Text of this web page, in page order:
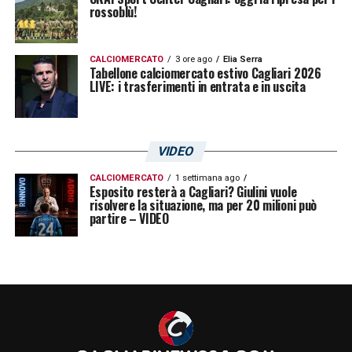
Ascoli 129.274 (18 partite)
Perugia 101.111 (17 partite)
Ternana 97.642 (17 partite)
Brescia 90.757 (18 partite)
Cosenza 90.294 (17 partite)
Como 84.348 (18 partite)
Sudtirol 79.218 (18 partite)
Venezia 79.092 (18 partite)
Cittadella 57.437 (17 partite)
rossoblù!
CALCIOMERCATO 3 ore ago Elia Serra
Tabellone calciomercato estivo Cagliari 2026
LIVE: i trasferimenti in entrata e in uscita
VIDEO
CALCIOMERCATO 1 settimana ago
Esposito resterà a Cagliari? Giulini vuole
risolvere la situazione, ma per 20 milioni può
partire – VIDEO